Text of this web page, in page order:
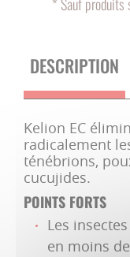
* Sauf produits
DESCRIPTION
Kelion EC
radicalement
ténébrions,
cucujides.
POINTS FORTS
Les
en moins